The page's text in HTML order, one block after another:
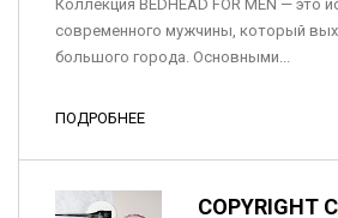
Коллекция BEDHEAD FOR MEN — это
современного мужчины, который
большого города. Основными...
ПОДРОБНЕЕ
COPYRIGHT